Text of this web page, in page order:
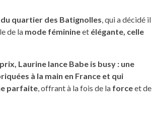
quartier des Batignolles, qui a décidé il
de la mode féminineet élégante, celle
Laurine lance Babe is busy : une
à la main en France et qui
parfaite, offrant à la fois de la forceet de